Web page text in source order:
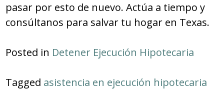
pasar por esto de nuevo. Actúa a tiempo y
consúltanos para salvar tu hogar en Texas.
Posted in Detener Ejecución Hipotecaria
Tagged asistencia en ejecución hipotecaria